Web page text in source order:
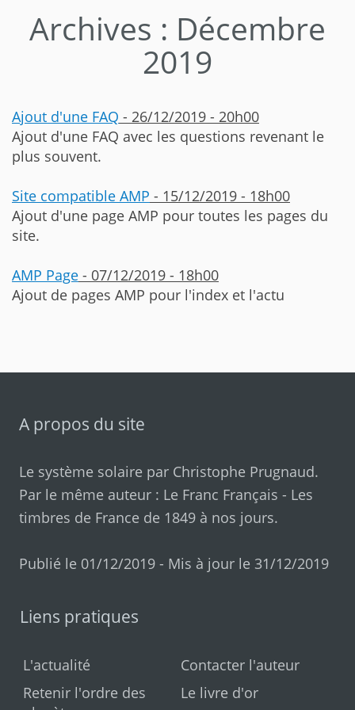
Archives : Décembre
2019
Ajout d'une FAQ - 26/12/2019 - 20h00
Ajout d'une FAQ avec les questions revenant le
plus souvent.
Site compatible AMP - 15/12/2019 - 18h00
Ajout d'une page AMP pour toutes les pages du
site.
AMP Page - 07/12/2019 - 18h00
Ajout de pages AMP pour l'index et l'actu
A propos du site
Le système solaire par Christophe Prugnaud.
Par le même auteur : Le Franc Français - Les
timbres de France de 1849 à nos jours.
Publié le 01/12/2019 - Mis à jour le 31/12/2019
Liens pratiques
L'actualité
Retenir l'ordre des
Contacter l'auteur
Le livre d'or